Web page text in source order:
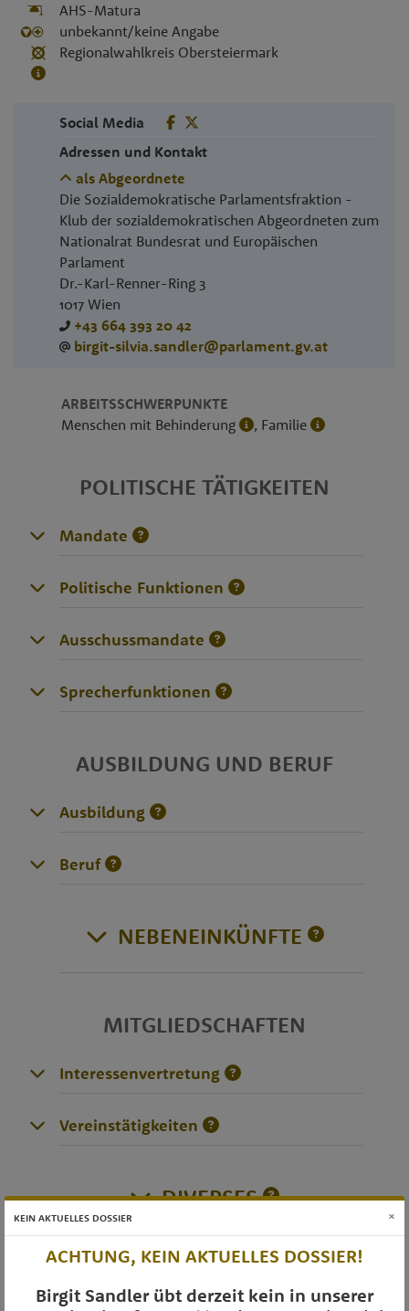
AHS-Matura
unbekannt/keine Angabe
Regionalwahlkreis Obersteiermark
Social Media
Adressen und Kontakt
als Abgeordnete
Die Sozialdemokratische Parlamentsfraktion -
Klub der sozialdemokratischen Abgeordneten zum
Nationalrat Bundesrat und Europäischen
Parlament
Dr.-Karl-Renner-Ring 3
1017 Wien
+43 664 393 20 42
birgit-silvia.sandler@parlament.gv.at
ARBEITSSCHWERPUNKTE
Menschen mit Behinderung
, Familie
POLITISCHE TÄTIGKEITEN
Mandate
Politische Funktionen
Ausschussmandate
Sprecherfunktionen
AUSBILDUNG UND BERUF
Ausbildung
Beruf
NEBENEINKÜNFTE
MITGLIEDSCHAFTEN
Interessenvertretung
Vereinstätigkeiten
DIVERSES
OTS-AUSSENDUNGEN
KEIN AKTUELLES DOSSIER ×
ACHTUNG, KEIN AKTUELLES DOSSIER!
Birgit Sandler übt derzeit kein in unserer